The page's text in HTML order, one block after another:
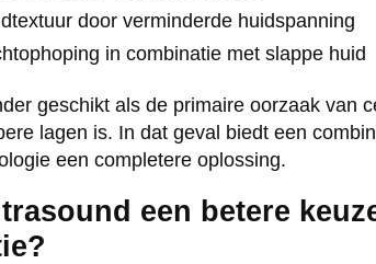
door verminderde huidspanning
in combinatie met slappe huid
geschikt als de primaire oorzaak van
lagen is. In dat geval biedt een
een completere oplossing.
een betere